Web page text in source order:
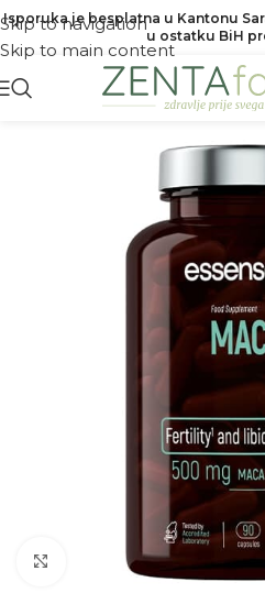
Skip to navigation
Skip to main content
Isporuka je besplatna u Kantonu
u ostatku BiH
Kliknite za povećanje